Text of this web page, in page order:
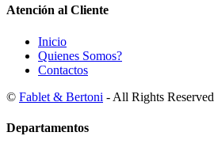
Atención al Cliente
Inicio
Quienes Somos?
Contactos
© Fablet & Bertoni - All Rights Reserved
Departamentos